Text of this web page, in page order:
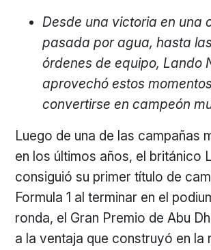
Desde una victoria en una
pasada por agua, hasta
órdenes de equipo, Lando
aprovechó estos
convertirse en campeón
Luego de una de las campañas
en los últimos años, el británico
consiguió su primer título de
Formula 1 al terminar en el
ronda, el Gran Premio de Abu
a la ventaja que construyó en la